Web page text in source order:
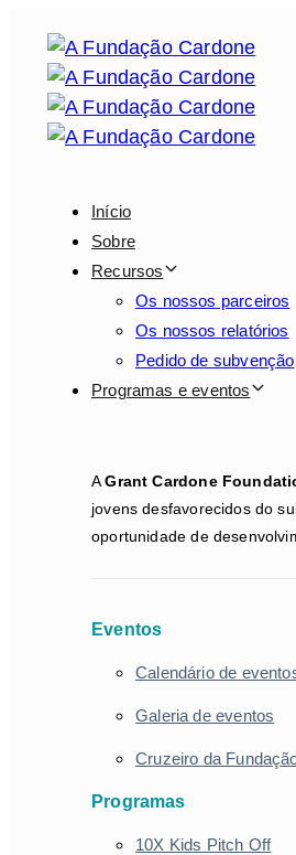
ligações
para
navegação
principal
Início
Sobre
Recursos
Os nossos parceiros
Os nossos relatórios
Pedido de subvenção
Programas e eventos
AGrant Cardone
jovens desfavorecidos do
oportunidade de
Eventos
Calendário de
Galeria de eventos
Cruzeiro da
Programas
10X Kids Pitch Off